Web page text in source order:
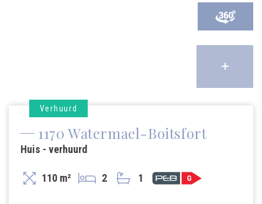
Verhuurd
1170 Watermael-Boitsfort
Huis - verhuurd
110 m² 2 1